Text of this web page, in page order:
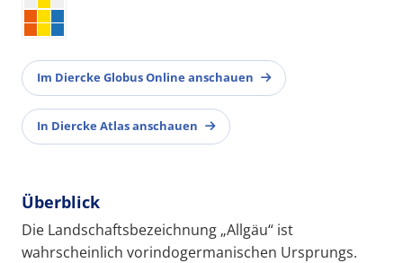
Im Diercke Globus Online anschauen
In Diercke Atlas anschauen
Überblick
Die Landschaftsbezeichnung „Allgäu“ ist
wahrscheinlich vorindogermanischen Ursprungs.